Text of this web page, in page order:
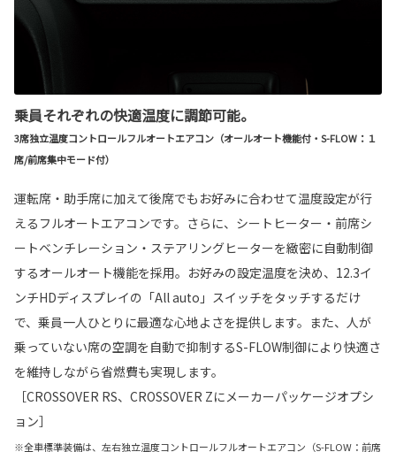
乗員それぞれの快適温度に調節可能。
3席独立温度コントロールフルオートエアコン（オールオート機能付・S-FLOW：１
席/前席集中モード付）
運転席・助手席に加えて後席でもお好みに合わせて温度設定が行
えるフルオートエアコンです。さらに、シートヒーター・前席シ
ートベンチレーション・ステアリングヒーターを緻密に自動制御
するオールオート機能を採用。お好みの設定温度を決め、12.3イ
ンチHDディスプレイの「All auto」スイッチをタッチするだけ
で、乗員一人ひとりに最適な心地よさを提供します。また、人が
乗っていない席の空調を自動で抑制するS-FLOW制御により快適さ
を維持しながら省燃費も実現します。
［CROSSOVER RS、CROSSOVER Zにメーカーパッケージオプシ
ョン］
※全車標準装備は、︎左右独立温度コントロールフルオートエアコン（S-FLOW：前席